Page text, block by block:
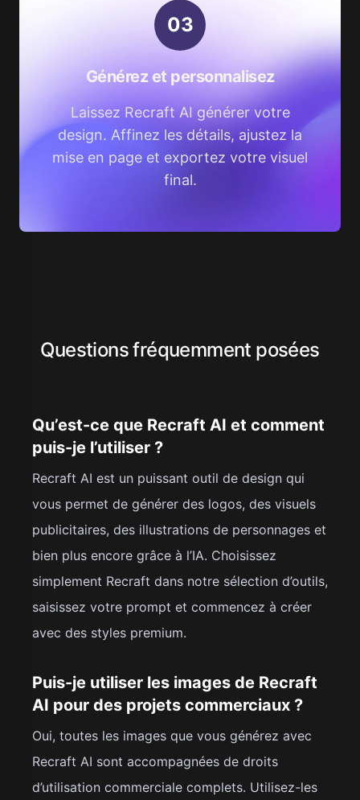
03
Générez et personnalisez
Laissez Recraft AI générer votre
design. Affinez les détails, ajustez la
mise en page et exportez votre visuel
final.
Questions fréquemment posées
Qu’est-ce que Recraft AI et comment
puis-je l’utiliser ?
Recraft AI est un puissant outil de design qui
vous permet de générer des logos, des visuels
publicitaires, des illustrations de personnages et
bien plus encore grâce à l’IA. Choisissez
simplement Recraft dans notre sélection d’outils,
saisissez votre prompt et commencez à créer
avec des styles premium.
Puis-je utiliser les images de Recraft
AI pour des projets commerciaux ?
Oui, toutes les images que vous générez avec
Recraft AI sont accompagnées de droits
d’utilisation commerciale complets. Utilisez-les